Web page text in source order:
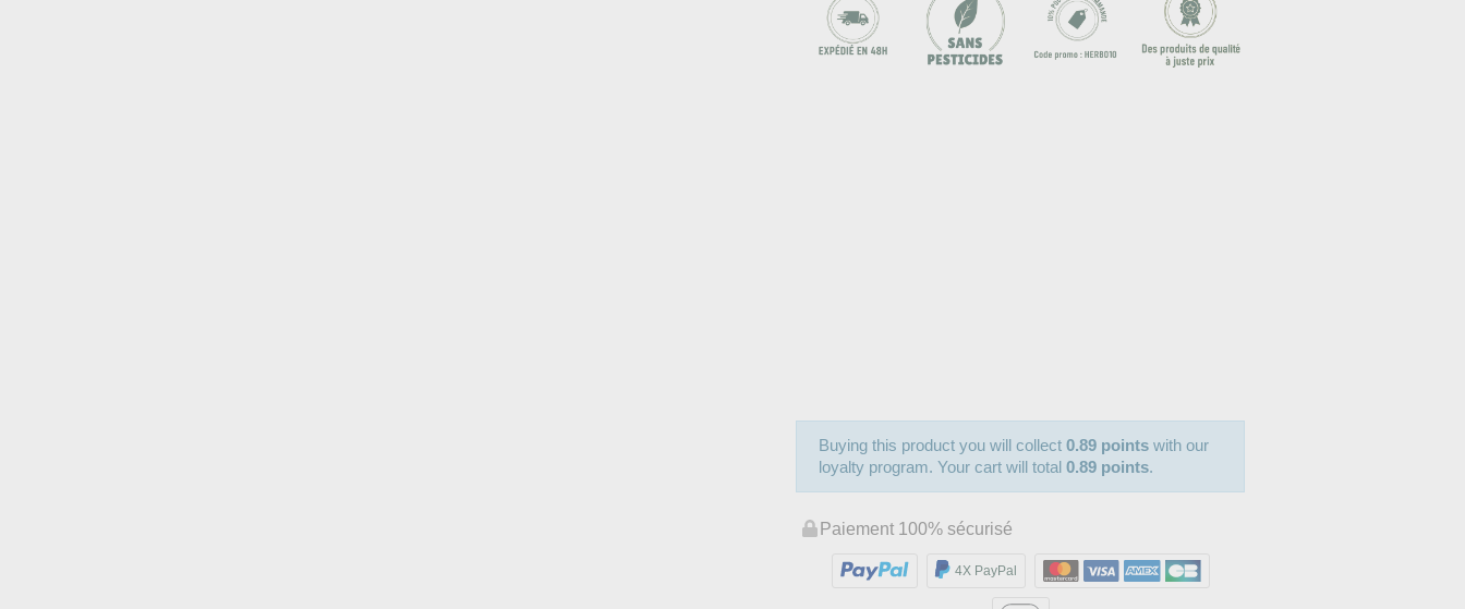
Buying this product you will collect0.89 points with our
loyalty program. Your cart will total0.89 points.
Paiement 100% sécurisé
4X PayPal